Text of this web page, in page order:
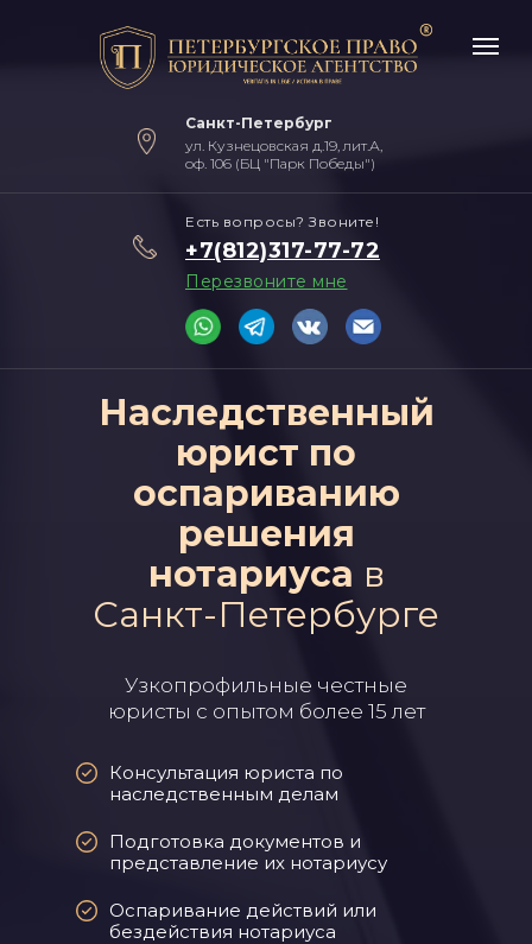
Наследственный
юрист по
оспариванию
решения
нотариуса в
Санкт-Петербурге
Консультация юриста по
наследственным делам
Узкопрофильные честные
юристы с опытом более 15 лет
Подготовка документов и
представление их нотариусу
Оспаривание действий или
бездействия нотариуса
Санкт-Петербург
+7(812)317-77-72
Перезвоните мне
Есть вопросы? Звоните!
ул. Кузнецовская д.19, лит.А,
оф. 106 (БЦ "Парк Победы")